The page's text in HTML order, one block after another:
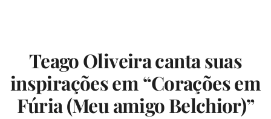
Teago Oliveira canta suas
inspirações em “Corações em
Fúria (Meu amigo Belchior)”